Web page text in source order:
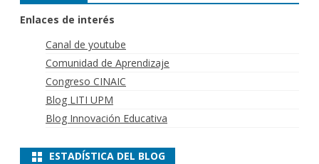
Enlaces de interés
Canal de youtube
Comunidad de Aprendizaje
Congreso CINAIC
Blog LITI UPM
Blog Innovación Educativa
ESTADÍSTICA DEL BLOG